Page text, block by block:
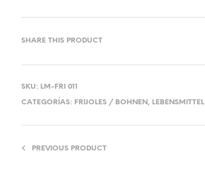
SHARE THIS PRODUCT
SKU: LM-FRI 011
CATEGORÍAS: FRIJOLES / BOHNEN , LEBENSMITTEL
PREVIOUS PRODUCT